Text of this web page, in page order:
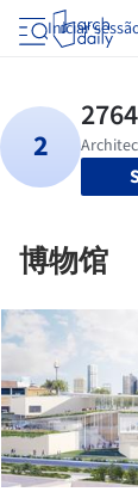
Iniciar
博物馆